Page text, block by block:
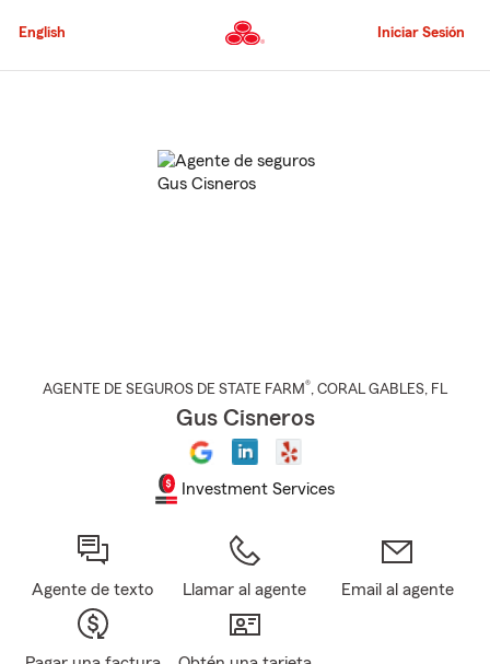
al
principal
English Iniciar Sesión
AGENTE DE SEGUROS DE STATE FARM®, CORAL GABLES, FL
Gus Cisneros
Investment Services
Agente de texto Llamar al agente Email al agente